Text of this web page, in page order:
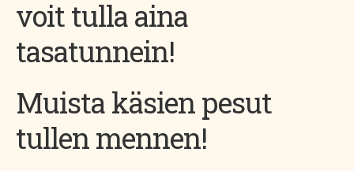
voit tulla aina
tasatunnein!
Muista käsien pesut
tullen mennen!